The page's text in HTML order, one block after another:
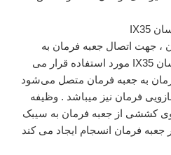
جهت اتصال جعبه فرمان به
سیبک فرمان در هیوندای توسان IX35 مورد استفاده قرار می
به جعبه فرمان متصل می‌شود
فرمان نیز میباشد . وظیفه
کششی از جعبه فرمان به سیبک
فرمان انسجام ایجاد می کند